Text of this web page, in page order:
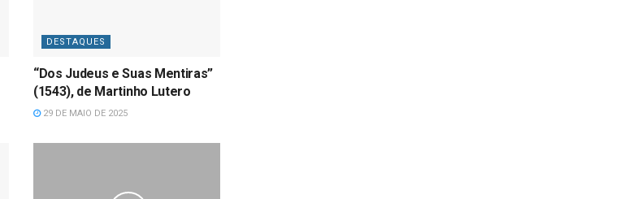
DESTAQUES
“Dos Judeus e Suas Mentiras”
(1543), de Martinho Lutero
29 DE MAIO DE 2025